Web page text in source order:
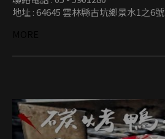
地址 : 64645 雲林縣古坑鄉景水1之6號